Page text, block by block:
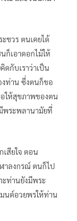
ชวร ตนเคยได้
ก็เอาดอกไม้ให้
ดกับเราว่าเป็น
งท่าน ซึ่งตนก็ขอ
ให้สุขภาพของตน
พระพลานามัยที่
สียใจ ตอน
าลงกรณ์ ตนก็ไป
ะท่านยังมีพระ
นต์อวยพรให้ท่าน